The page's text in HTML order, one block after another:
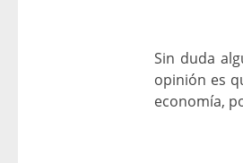
Sin duda
opinión es
economía,